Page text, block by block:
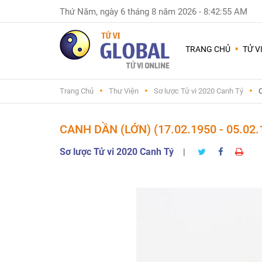
Thứ Năm, ngày 6 tháng 8 năm 2026 - 8:42:56 AM
TRANG CHỦ TỬ VI
Trang Chủ Thư Viện Sơ lược Tử vi 2020 Canh Tý
CANH DẦN (LỚN) (17.02.1950 -
Sơ lược Tử vi 2020 Canh Tý |
Dùng
Nam